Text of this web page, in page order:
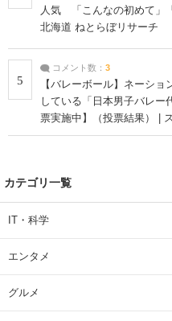
人気 「こんなの初めて」
北海道 ねとらぼリサーチ
5
コメント数： 3
【バレーボール】ネーシ
している「日本男子バレー
票実施中】（投票結果） |
カテゴリ一覧
IT・科学
エンタメ
グルメ